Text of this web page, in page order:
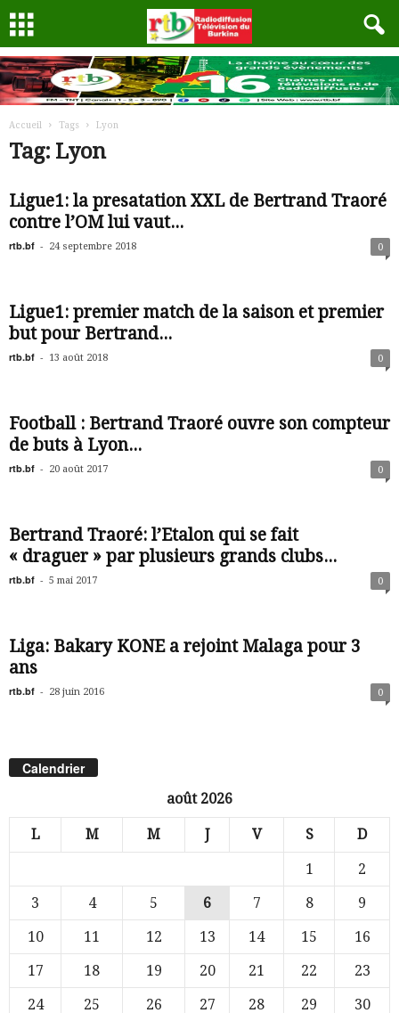
Accueil Tags Lyon
Tag: Lyon
Ligue1: la presatation XXL de Bertrand Traoré
contre l’OM lui vaut...
rtb.bf - 24 septembre 2018 0
Ligue1: premier match de la saison et premier
but pour Bertrand...
rtb.bf - 13 août 2018 0
Football : Bertrand Traoré ouvre son compteur
de buts à Lyon...
rtb.bf - 20 août 2017 0
Bertrand Traoré: l’Etalon qui se fait
« draguer » par plusieurs grands clubs...
rtb.bf - 5 mai 2017 0
Liga: Bakary KONE a rejoint Malaga pour 3
ans
rtb.bf - 28 juin 2016 0
Calendrier
août 2026
L M M J V S D
1
2
3
4 5 6 7 8
9
10
11 12 13 14 15
16
17
18 19 20 21 22
23
24
25 26 27 28 29
30